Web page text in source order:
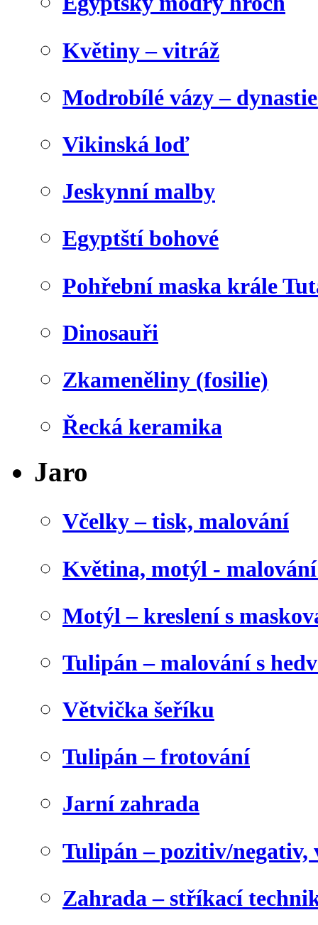
Květiny – vitráž
Modrobílé vázy –
Vikinská loď
Jeskynní malby
Egyptští bohové
Pohřební maska krále
Dinosauři
Zkameněliny (fosilie)
Řecká keramika
Jaro
Včelky – tisk, malování
Květina, motýl -
Motýl – kreslení s
Tulipán – malování s
Větvička šeříku
Tulipán – frotování
Jarní zahrada
Tulipán – pozitiv/negativ,
Zahrada – stříkací